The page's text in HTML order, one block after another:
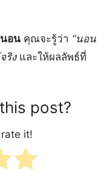
อน คุณจะรู้ว่า “นอน
ริงและให้ผลลัพธ์ที่
post?
it!